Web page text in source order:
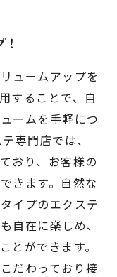
ュームアップを
することで、自
ームを手軽につ
専門店では、
おり、お客様の
きます。自然な
イプのエクステ
自在に楽しめ、
とができます。
だわっており接